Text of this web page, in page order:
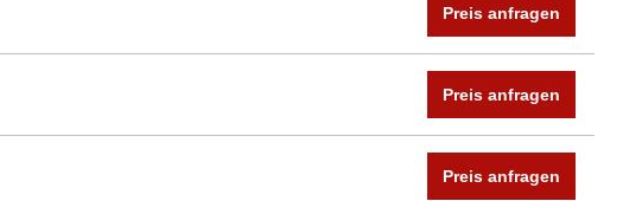
Preis anfragen
Preis anfragen
Preis anfragen